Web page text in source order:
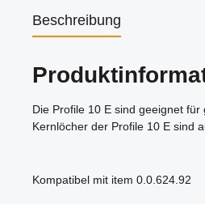
Beschreibung
Die Profile 10 E sind geeignet
Kernlöcher der Profile 10 E sind
Kompatibel mit item 0.0.624.92